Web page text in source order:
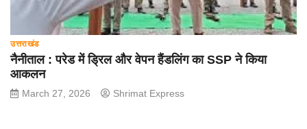
उत्तराखंड
नैनीताल : परेड में ड्रिल और वेपन हैंडलिंग का SSP ने किया
आकलन
March 27, 2026 Shrimat Express